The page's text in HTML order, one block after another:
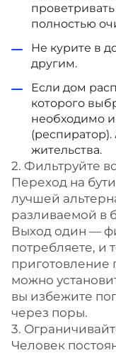
полностью
Не курите в
другим.
Если дом
которого
необходимо
жительства.
2. Фильтруйте
Переход на
лучшей
разливаемой в
Выход один —
потребляете, и
приготовление
можно
вы избежите
через поры.
3.
Человек